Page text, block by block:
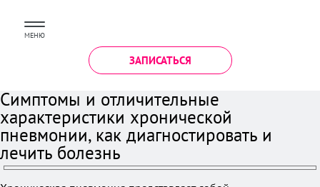
МЕНЮ
ЗАПИСАТЬСЯ
Симптомы и отличительные
характеристики хронической
пневмонии, как диагностировать и
лечить болезнь